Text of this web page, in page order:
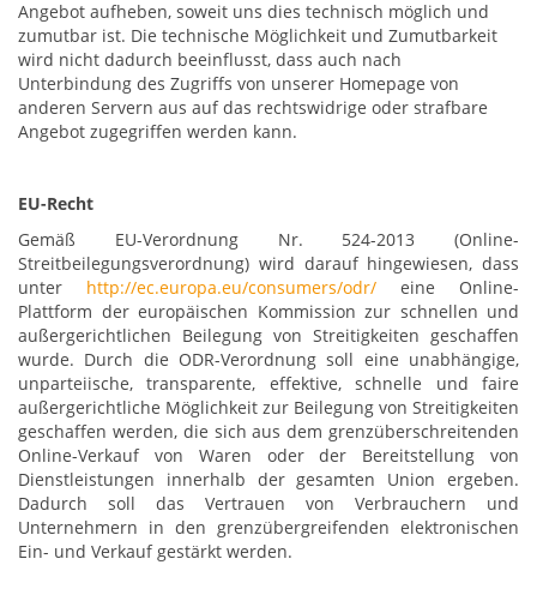
Angebot aufheben, soweit uns dies technisch möglich und
zumutbar ist. Die technische Möglichkeit und Zumutbarkeit
wird nicht dadurch beeinflusst, dass auch nach
Unterbindung des Zugriffs von unserer Homepage von
anderen Servern aus auf das rechtswidrige oder strafbare
Angebot zugegriffen werden kann.
EU-Recht
Gemäß EU-Verordnung Nr. 524-2013 (Online-
Streitbeilegungsverordnung) wird darauf hingewiesen, dass
unter http://ec.europa.eu/consumers/odr/ eine Online-
Plattform der europäischen Kommission zur schnellen und
außergerichtlichen Beilegung von Streitigkeiten geschaffen
wurde. Durch die ODR-Verordnung soll eine unabhängige,
unparteiische, transparente, effektive, schnelle und faire
außergerichtliche Möglichkeit zur Beilegung von Streitigkeiten
geschaffen werden, die sich aus dem grenzüberschreitenden
Online-Verkauf von Waren oder der Bereitstellung von
Dienstleistungen innerhalb der gesamten Union ergeben.
Dadurch soll das Vertrauen von Verbrauchern und
Unternehmern in den grenzübergreifenden elektronischen
Ein- und Verkauf gestärkt werden.